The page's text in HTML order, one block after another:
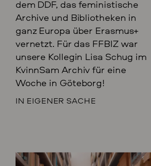
IN EIGENER SACHE
dem DDF, das feministische
Archive und Bibliotheken in
ganz Europa über Erasmus+
vernetzt. Für das FFBIZ war
unsere Kollegin Lisa Schug im
KvinnSam Archiv für eine
Woche in Göteborg!